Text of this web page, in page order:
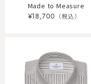
Made to Measure
¥18,700